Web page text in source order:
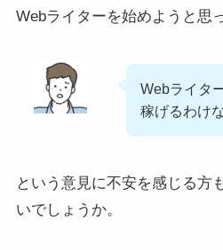
Webライターを始めようと思
Webライタ
稼げるわけ
という意見に不安を感じる方
いでしょうか。